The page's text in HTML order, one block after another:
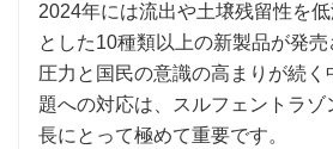
2024年には流出や土壌残留性を
とした10種類以上の新製品が発売
圧力と国民の意識の高まりが続く
題への対応は、スルフェントラ
長にとって極めて重要です。